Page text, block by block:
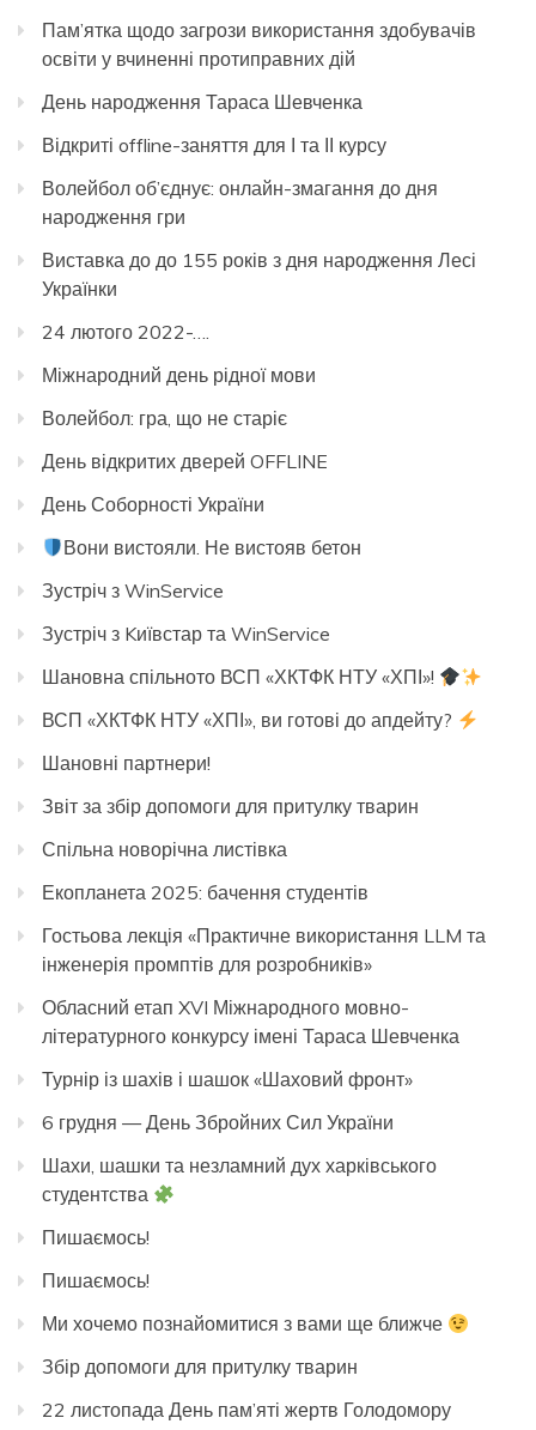
Пам’ятка щодо загрози використання здобувачів
освіти у вчиненні протиправних дій
День народження Тараса Шевченка
Відкриті offline-заняття для І та ІІ курсу
Волейбол об’єднує: онлайн-змагання до дня
народження гри
Виставка до до 155 років з дня народження Лесі
Українки
24 лютого 2022-….
Міжнародний день рідної мови
Волейбол: гра, що не старіє
День відкритих дверей OFFLINE
День Соборності України
Вони вистояли. Не вистояв бетон
Зустріч з WinService
Зустріч з Kиївстар та WinService
Шановна спільното ВСП «ХКТФК НТУ «ХПІ»!
ВСП «ХКТФК НТУ «ХПІ», ви готові до апдейту?
Шановні партнери!
Звіт за збір допомоги для притулку тварин
Спільна новорічна листівка
Екопланета 2025: бачення студентів
Гостьова лекція «Практичне використання LLM та
інженерія промптів для розробників»
Обласний етап XVI Міжнародного мовно-
літературного конкурсу імені Тараса Шевченка
Турнір із шахів і шашок «Шаховий фронт»
6 грудня — День Збройних Сил України
Шахи, шашки та незламний дух харківського
студентства
Пишаємось!
Пишаємось!
Ми хочемо познайомитися з вами ще ближче
Збір допомоги для притулку тварин
22 листопада День пам’яті жертв Голодомору